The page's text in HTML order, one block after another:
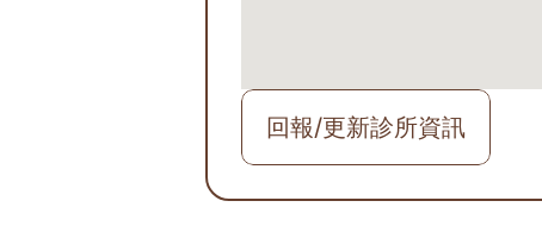
回報/更新診所資訊